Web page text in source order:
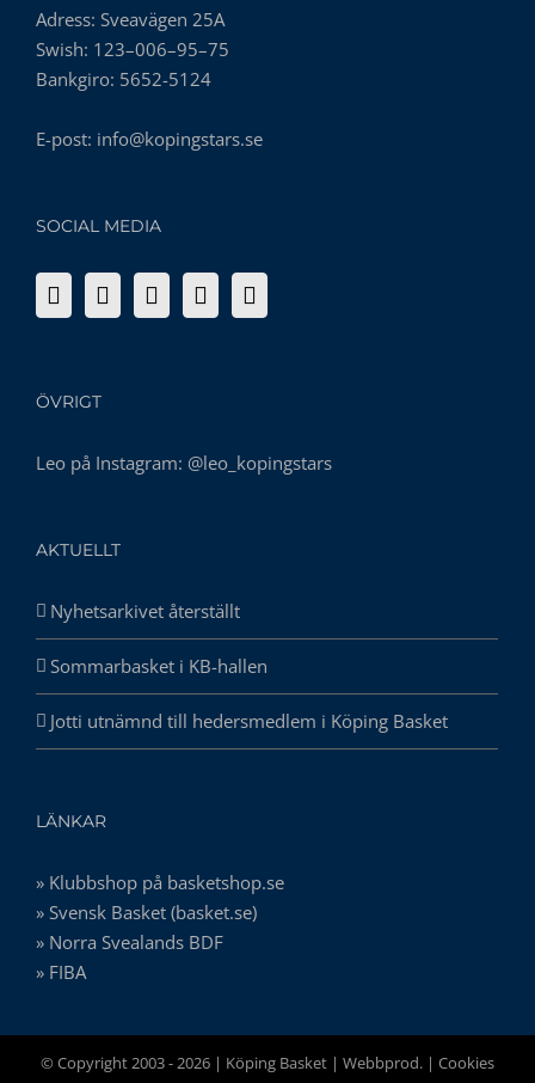
Adress: Sveavägen 25A
Swish: 123–006–95–75
Bankgiro: 5652-5124
E-post: info@kopingstars.se
SOCIAL MEDIA
ÖVRIGT
Leo på Instagram: @leo_kopingstars
AKTUELLT
Nyhetsarkivet återställt
Sommarbasket i KB-hallen
Jotti utnämnd till hedersmedlem i Köping Basket
LÄNKAR
» Klubbshop på basketshop.se
» Svensk Basket (basket.se)
» Norra Svealands BDF
» FIBA
© Copyright 2003 -2026 | Köping Basket | Webbprod. | Cookies